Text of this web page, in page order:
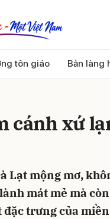
tôn giáo Bản làng
cánh xứ
Lạt mộng mơ,
mát mẻ mà
đặc trưng của
Gửi bình